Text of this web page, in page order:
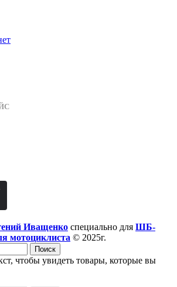
Иващенко специально для ШБ-
мотоциклиста © 2025г.
Поиск
чтобы увидеть товары, которые вы